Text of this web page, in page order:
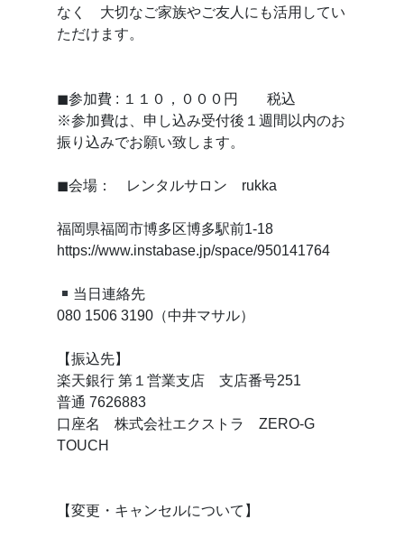
なく 大切なご家族やご友人にも活用してい
ただけます。
◼参加費 : １１０，０００円 税込
※参加費は、申し込み受付後１週間以内のお
振り込みでお願い致します。
◼会場： レンタルサロン rukka
福岡県福岡市博多区博多駅前1-18
https://www.instabase.jp/space/950141764
当日連絡先
080 1506 3190（中井マサル）
【振込先】
楽天銀行 第１営業支店 支店番号251
普通 7626883
口座名 株式会社エクストラ ZERO-G
TOUCH
【変更・キャンセルについて】